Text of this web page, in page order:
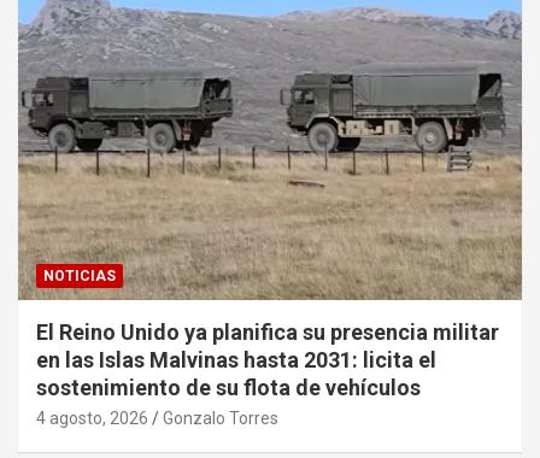
NOTICIAS
El Reino Unido ya planifica su presencia militar
en las Islas Malvinas hasta 2031: licita el
sostenimiento de su flota de vehículos
4 agosto, 2026 Gonzalo Torres